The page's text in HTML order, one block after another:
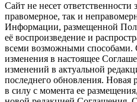
Сайт не несет ответственности
правомерное, так и
Информации, размещенной
её воспроизведение и
всеми возможными способами.
изменения в настоящее
изменений в актуальной
последнего обновления. Новая
в силу с момента ее